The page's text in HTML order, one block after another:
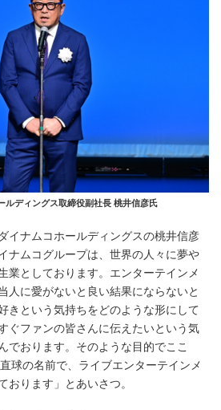
ルディングス取締役副社長 桃井信彦氏
イナムコホールディングスの桃井信彦
ナムコグループは、世界の人々に夢や
業としております。エンターテインメ
人に愛がないと良い結果にならないと
きという気持ちをどのような形にして
ぐファンの皆さんに伝えたいという気
でおります。そのような目的でここ
球の名前で、ライブエンターテインメ
おります」とあいさつ。